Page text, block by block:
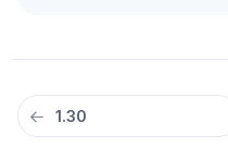
1.30